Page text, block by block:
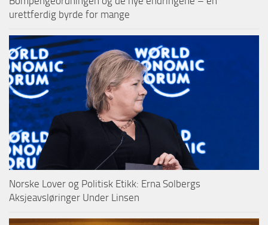
urettferdig byrde for mange
Norske Lover og Politisk Etikk: Erna Solbergs
Aksjeavsløringer Under Linsen